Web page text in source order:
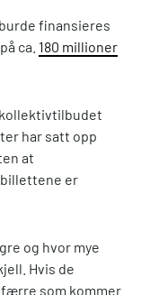
finansieres
ca. 180 millioner
har satt opp
at
er
og hvor mye
Hvis de
som kommer